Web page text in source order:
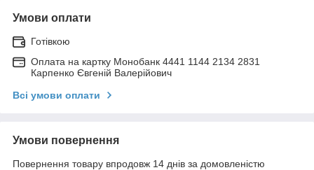
Умови оплати
Готівкою
Оплата на картку Монобанк 4441 1144 2134 2831
Карпенко Євгеній Валерійович
Всі умови оплати
Умови повернення
Повернення товару впродовж 14 днів за домовленістю